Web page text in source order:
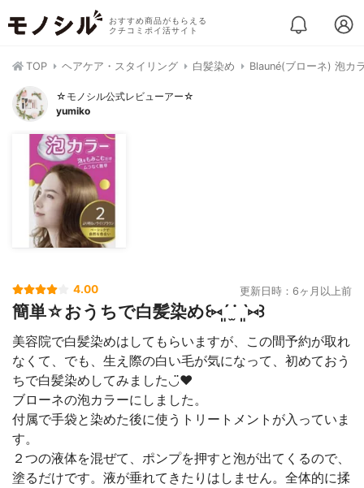
おすすめ商品がもらえる
クチコミポイ活サイト
TOP ヘアケア・スタイリング 白髪染め Blauné(ブローネ) 泡カ
☆モノシル公式レビューアー☆
yumiko
4.00 更新日時：6ヶ月以上前
簡単☆おうちで白髪染め꒰⑅ˊ͈ ˙̫ ˋ͈⑅꒱
美容院で白髪染めはしてもらいますが、この間予約が取れ
なくて、でも、生え際の白い毛が気になって、初めておう
ちで白髪染めしてみました◡̈♥︎
ブローネの泡カラーにしました。
付属で手袋と染めた後に使うトリートメントが入っていま
す。
２つの液体を混ぜて、ポンプを押すと泡が出てくるので、
塗るだけです。液が垂れてきたりはしません。全体的に揉